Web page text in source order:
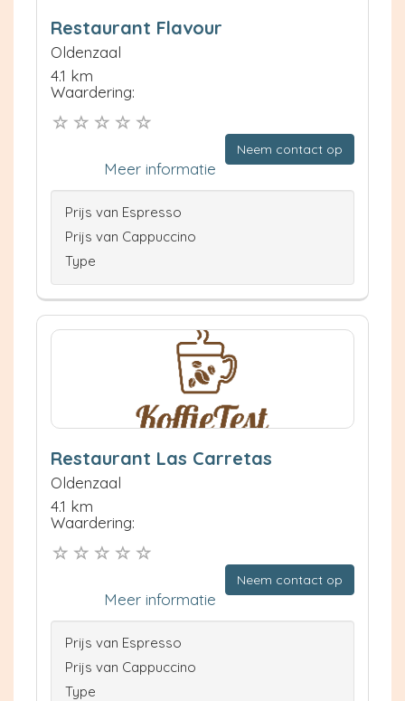
Restaurant Flavour
Oldenzaal
4.1 km
Waardering:
Neem contact op
Meer informatie
Prijs van Espresso
Prijs van Cappuccino
Type
Restaurant Las Carretas
Oldenzaal
4.1 km
Waardering:
Neem contact op
Meer informatie
Prijs van Espresso
Prijs van Cappuccino
Type